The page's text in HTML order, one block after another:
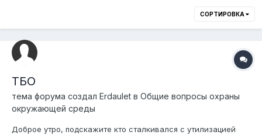
СОРТИРОВКА
ТБО
тема форума создал Erdaulet в Общие вопросы охраны
окружающей среды
Доброе утро, подскажите кто сталкивался с утилизацией